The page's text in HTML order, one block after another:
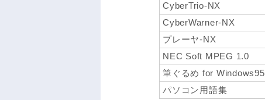
CyberTrio-NX
CyberWarner-NX
プレーヤ-NX
NEC Soft MPEG 1.0
筆ぐるめ for Windows95
パソコン用語集